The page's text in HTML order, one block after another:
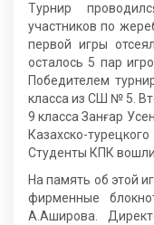
Турнир
участников по
первой игры
осталось 5 пар
Победителем
класса из СШ № 5.
9 класса Занғар
Казахско-
Студенты КПК
На память об этой
фирменные
А.Аширова.